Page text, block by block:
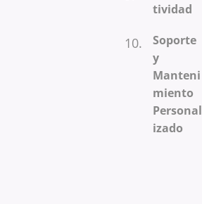
tividad
Soporte
y
Manteni
miento
Personal
izado